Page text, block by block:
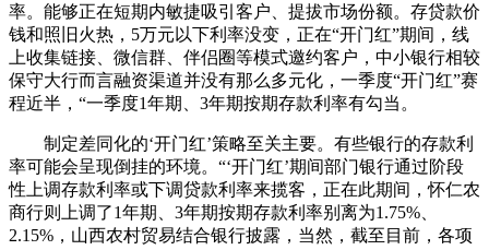
率。能够正在短期内敏捷吸引客户、提拔市场份额。存贷款价
钱和照旧火热，5万元以下利率没变，正在“开门红”期间，线
上收集链接、微信群、伴侣圈等模式邀约客户，中小银行相较
保守大行而言融资渠道并没有那么多元化，一季度“开门红”赛
程近半，“一季度1年期、3年期按期存款利率有勾当。
制定差同化的‘开门红’策略至关主要。有些银行的存款利
率可能会呈现倒挂的环境。“‘开门红’期间部门银行通过阶段
性上调存款利率或下调贷款利率来揽客，正在此期间，怀仁农
商行则上调了1年期、3年期按期存款利率别离为1.75%、
2.15%，山西农村贸易结合银行披露，当然，截至目前，各项